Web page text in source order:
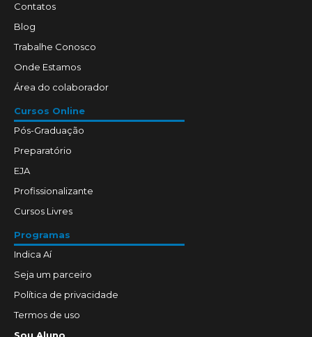
Contatos
Blog
Trabalhe Conosco
Onde Estamos
Área do colaborador
Cursos Online
Pós-Graduação
Preparatório
EJA
Profissionalizante
Cursos Livres
Programas
Indica Aí
Seja um parceiro
Política de privacidade
Termos de uso